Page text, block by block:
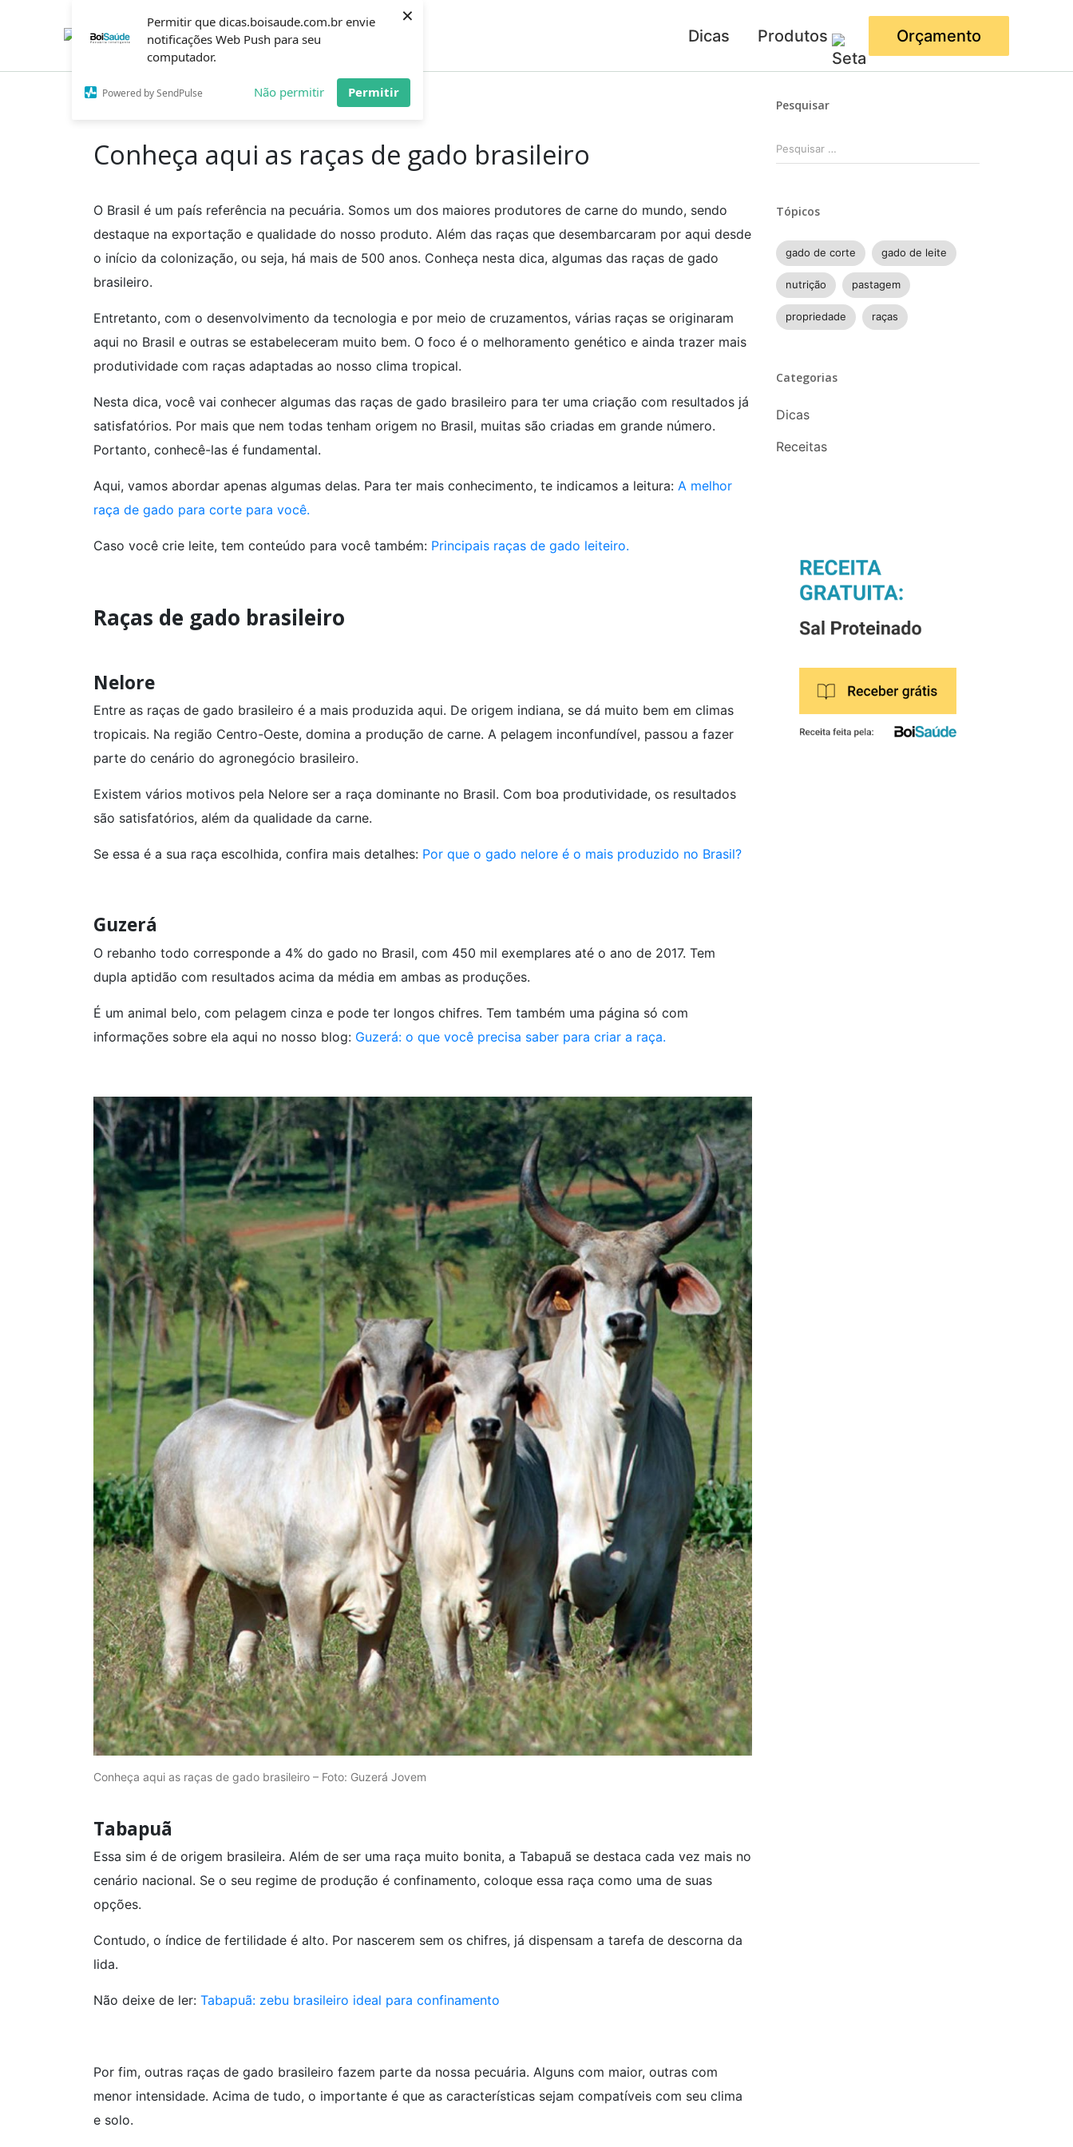
Permitir que dicas.boisaude.com.br envie
notificações Web Push para seu
computador.
Powered by SendPulse Não permitir Permitir
×
Dicas Produtos Orçamento
Conheça aqui as raças de gado brasileiro
Conheça aqui as raças de gado brasileiro
O Brasil é um país referência na pecuária. Somos um dos maiores produtores de carne do mundo, sendo
destaque na exportação e qualidade do nosso produto. Além das raças que desembarcaram por aqui desde
o início da colonização, ou seja, há mais de 500 anos. Conheça nesta dica, algumas das raças de gado
brasileiro.
Entretanto, com o desenvolvimento da tecnologia e por meio de cruzamentos, várias raças se originaram
aqui no Brasil e outras se estabeleceram muito bem. O foco é o melhoramento genético e ainda trazer mais
produtividade com raças adaptadas ao nosso clima tropical.
Nesta dica, você vai conhecer algumas das raças de gado brasileiro para ter uma criação com resultados já
satisfatórios. Por mais que nem todas tenham origem no Brasil, muitas são criadas em grande número.
Portanto, conhecê-las é fundamental.
Aqui, vamos abordar apenas algumas delas. Para ter mais conhecimento, te indicamos a leitura: A melhor
raça de gado para corte para você.
Caso você crie leite, tem conteúdo para você também: Principais raças de gado leiteiro.
Raças de gado brasileiro
Nelore
Entre as raças de gado brasileiro é a mais produzida aqui. De origem indiana, se dá muito bem em climas
tropicais. Na região Centro-Oeste, domina a produção de carne. A pelagem inconfundível, passou a fazer
parte do cenário do agronegócio brasileiro.
Existem vários motivos pela Nelore ser a raça dominante no Brasil. Com boa produtividade, os resultados
são satisfatórios, além da qualidade da carne.
Se essa é a sua raça escolhida, confira mais detalhes: Por que o gado nelore é o mais produzido no Brasil?
Guzerá
O rebanho todo corresponde a 4% do gado no Brasil, com 450 mil exemplares até o ano de 2017. Tem
dupla aptidão com resultados acima da média em ambas as produções.
É um animal belo, com pelagem cinza e pode ter longos chifres. Tem também uma página só com
informações sobre ela aqui no nosso blog: Guzerá: o que você precisa saber para criar a raça.
Conheça aqui as raças de gado brasileiro – Foto: Guzerá Jovem
Tabapuã
Essa sim é de origem brasileira. Além de ser uma raça muito bonita, a Tabapuã se destaca cada vez mais no
cenário nacional. Se o seu regime de produção é confinamento, coloque essa raça como uma de suas
opções.
Contudo, o índice de fertilidade é alto. Por nascerem sem os chifres, já dispensam a tarefa de descorna da
lida.
Não deixe de ler: Tabapuã: zebu brasileiro ideal para confinamento
Por fim, outras raças de gado brasileiro fazem parte da nossa pecuária. Alguns com maior, outras com
menor intensidade. Acima de tudo, o importante é que as características sejam compatíveis com seu clima
e solo.
Pesquisar
por:
Tópicos
gado de corte gado de leite
nutrição pastagem
propriedade raças
Categorias
Dicas
Receitas